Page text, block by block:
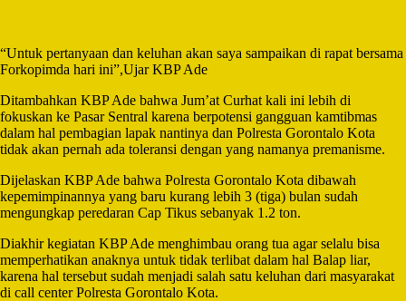
“Untuk pertanyaan dan keluhan akan saya sampaikan di rapat bersama
Forkopimda hari ini”,Ujar KBP Ade
Ditambahkan KBP Ade bahwa Jum’at Curhat kali ini lebih di
fokuskan ke Pasar Sentral karena berpotensi gangguan kamtibmas
dalam hal pembagian lapak nantinya dan Polresta Gorontalo Kota
tidak akan pernah ada toleransi dengan yang namanya premanisme.
Dijelaskan KBP Ade bahwa Polresta Gorontalo Kota dibawah
kepemimpinannya yang baru kurang lebih 3 (tiga) bulan sudah
mengungkap peredaran Cap Tikus sebanyak 1.2 ton.
Diakhir kegiatan KBP Ade menghimbau orang tua agar selalu bisa
memperhatikan anaknya untuk tidak terlibat dalam hal Balap liar,
karena hal tersebut sudah menjadi salah satu keluhan dari masyarakat
di call center Polresta Gorontalo Kota.